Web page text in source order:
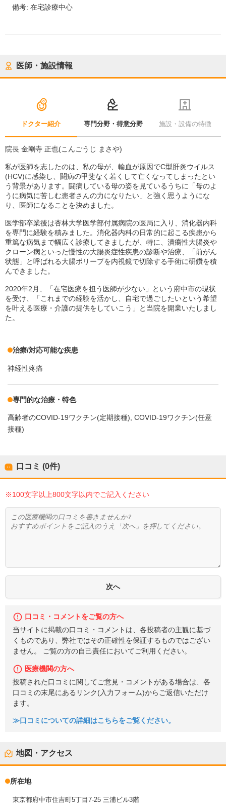
備考:在宅診療中心
医師・施設情報
ドクター紹介 専門分野・得意分野 施設・設備の特徴
院長 金剛寺 正也(こんごうじ まさや)
私が医師を志したのは、私の母が、輸血が原因でC型肝炎ウイルス
(HCV)に感染し、闘病の甲斐なく若くして亡くなってしまったとい
う背景があります。闘病している母の姿を見ているうちに「母のよ
うに病気に苦しむ患者さんの力になりたい」と強く思うようにな
り、医師になることを決めました。
医学部卒業後は杏林大学医学部付属病院の医局に入り、消化器内科
を専門に経験を積みました。消化器内科の日常的に起こる疾患から
重篤な病気まで幅広く診療してきましたが、特に、潰瘍性大腸炎や
クローン病といった慢性の大腸炎症性疾患の診断や治療、「前がん
状態」と呼ばれる大腸ポリープを内視鏡で切除する手術に研鑽を積
んできました。
2020年2月、「在宅医療を担う医師が少ない」という府中市の現状
を受け、「これまでの経験を活かし、自宅で過ごしたいという希望
を叶える医療・介護の提供をしていこう」と当院を開業いたしまし
た。
治療/対応可能な疾患
神経性疼痛
専門的な治療・特色
高齢者のCOVID-19ワクチン(定期接種) COVID-19ワクチン(任意
接種)
口コミ (0件)
※100文字以上800文字以内でご記入ください
口コミ・コメントをご覧の方へ
当サイトに掲載の口コミ・コメントは、各投稿者の主観に基づ
くものであり、弊社ではその正確性を保証するものではござい
ません。 ご覧の方の自己責任においてご利用ください。
医療機関の方へ
投稿された口コミに関してご意見・コメントがある場合は、各
口コミの末尾にあるリンク(入力フォーム)からご返信いただけ
ます。
≫口コミについての詳細はこちらをご覧ください。
地図・アクセス
所在地
東京都府中市住吉町5丁目7-25 三浦ビル3階